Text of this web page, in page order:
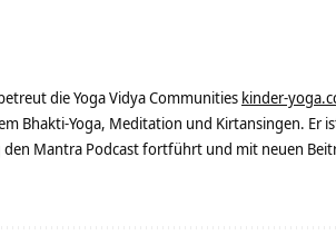
die Yoga Vidya Communities kinder-
Bhakti-Yoga, Meditation und Kirtansingen. Er
Mantra Podcast fortführt und mit neuen